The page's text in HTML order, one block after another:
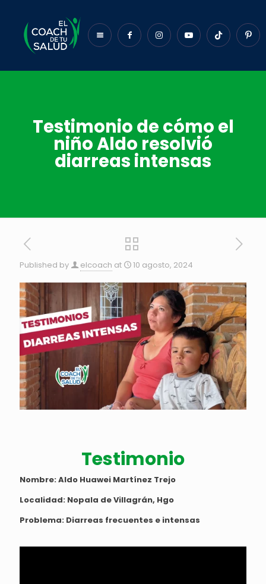
Testimonio de cómo el
niño Aldo resolvió
diarreas intensas
Published by elcoach at 10 agosto, 2024
Testimonio
Nombre: Aldo Huawei Martínez Trejo
Localidad: Nopala de Villagrán, Hgo
Problema: Diarreas frecuentes e intensas